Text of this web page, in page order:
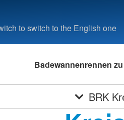
to switch to the English one
Badewannenrennen
BRK